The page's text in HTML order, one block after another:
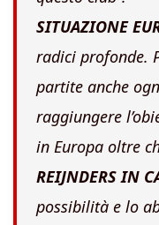
SITUAZIONE
radici profonde.
partite anche
raggiungere
in Europa oltre
REIJNDERS IN
possibilità e lo